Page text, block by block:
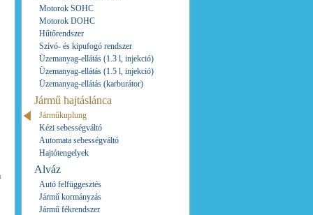
Motorok SOHC
Motorok DOHC
Hűtőrendszer
Szívó- és kipufogó rendszer
Üzemanyag-ellátás (1.3 l, injekció)
Üzemanyag-ellátás (1.5 l, injekció)
Üzemanyag-ellátás (karburátor)
Jármű hajtáslánca
Járműkuplung
Kézi sebességváltó
Automata sebességváltó
Hajtótengelyek
Alváz
Autó felfüggesztés
Jármű kormányzás
Jármű fékrendszer